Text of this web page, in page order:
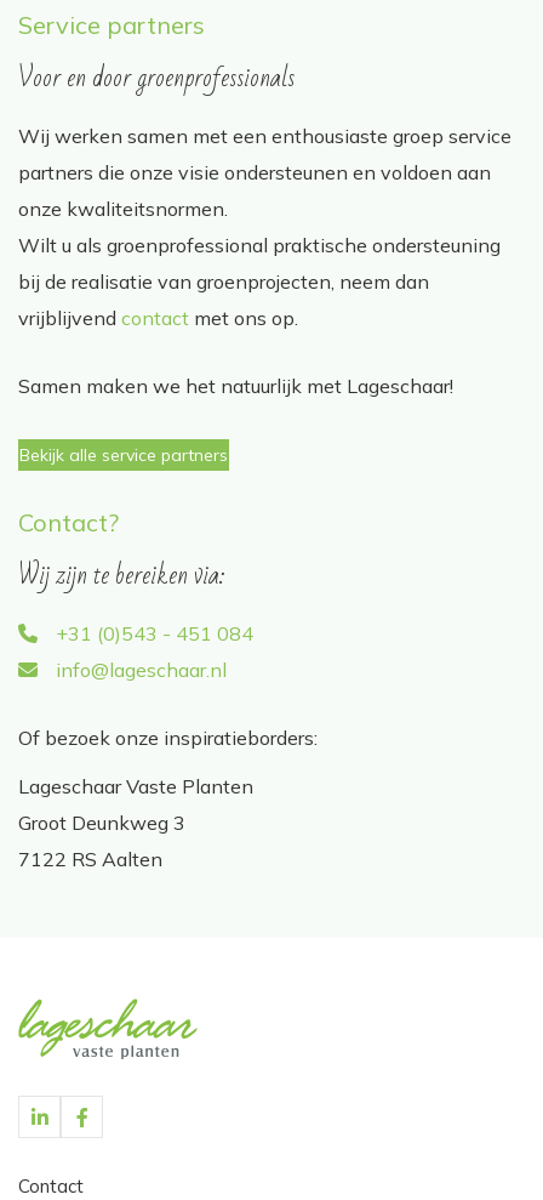
Service partners
Voor en door groenprofessionals
Wij werken samen met een enthousiaste groep service
partners die onze visie ondersteunen en voldoen aan
onze kwaliteitsnormen.
Wilt u als groenprofessional praktische ondersteuning
bij de realisatie van groenprojecten, neem dan
vrijblijvend contact met ons op.
Samen maken we het natuurlijk met Lageschaar!
Bekijk alle service partners
Contact?
Wij zijn te bereiken via:
+31 (0)543 - 451 084
info@lageschaar.nl
Of bezoek onze inspiratieborders:
Lageschaar Vaste Planten
Groot Deunkweg 3
7122 RS Aalten
Contact